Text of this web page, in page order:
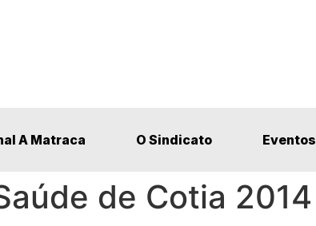
A Matraca O Sindicato Eventos
de Cotia 2014